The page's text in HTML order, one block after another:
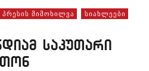
ᲞᲠᲔᲡᲘᲡ ᲛᲘᲛᲝᲮᲘᲚᲕᲐ ᲡᲘᲐᲮᲚᲔᲔᲑᲘ
საკუთარი